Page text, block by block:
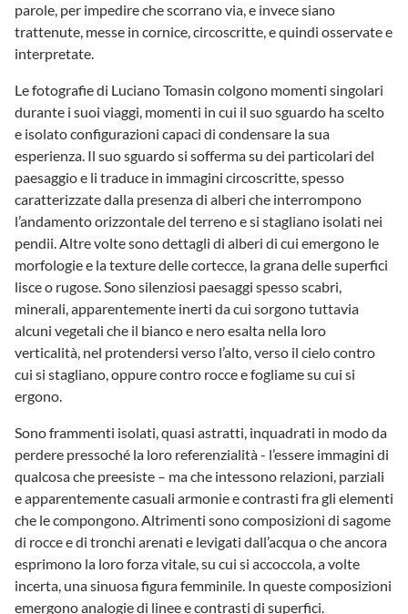
parole, per impedire che scorrano via, e invece siano
trattenute, messe in cornice, circoscritte, e quindi osservate e
interpretate.
Le fotografie di Luciano Tomasin colgono momenti singolari
durante i suoi viaggi, momenti in cui il suo sguardo ha scelto
e isolato configurazioni capaci di condensare la sua
esperienza. Il suo sguardo si sofferma su dei particolari del
paesaggio e li traduce in immagini circoscritte, spesso
caratterizzate dalla presenza di alberi che interrompono
l’andamento orizzontale del terreno e si stagliano isolati nei
pendii. Altre volte sono dettagli di alberi di cui emergono le
morfologie e la texture delle cortecce, la grana delle superfici
lisce o rugose. Sono silenziosi paesaggi spesso scabri,
minerali, apparentemente inerti da cui sorgono tuttavia
alcuni vegetali che il bianco e nero esalta nella loro
verticalità, nel protendersi verso l’alto, verso il cielo contro
cui si stagliano, oppure contro rocce e fogliame su cui si
ergono.
Sono frammenti isolati, quasi astratti, inquadrati in modo da
perdere pressoché la loro referenzialità - l’essere immagini di
qualcosa che preesiste – ma che intessono relazioni, parziali
e apparentemente casuali armonie e contrasti fra gli elementi
che le compongono. Altrimenti sono composizioni di sagome
di rocce e di tronchi arenati e levigati dall’acqua o che ancora
esprimono la loro forza vitale, su cui si accoccola, a volte
incerta, una sinuosa figura femminile. In queste composizioni
emergono analogie di linee e contrasti di superfici.